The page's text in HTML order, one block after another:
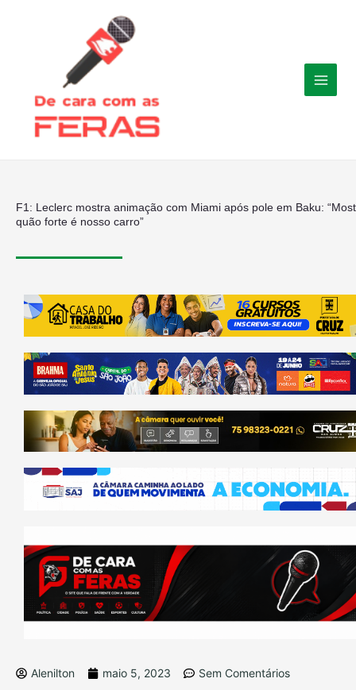
F1: Leclerc mostra animação com Miami após pole em Baku:
quão forte é nosso carro”
Alenilton maio 5, 2023 Sem Comentários